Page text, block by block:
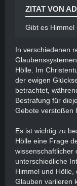
ZITAT VON
Gibt es Himmel
In verschiedenen
Hölle. Im
der ewigen
betrachtet,
Bestrafung für
Gebote verstoßen
Es ist wichtig zu
Hölle eine Frage
wissenschaftlicher
unterschiedliche
Himmel und Hölle,
Glauben variieren